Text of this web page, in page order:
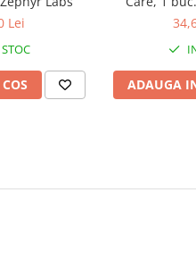
Lei
ADAUGA